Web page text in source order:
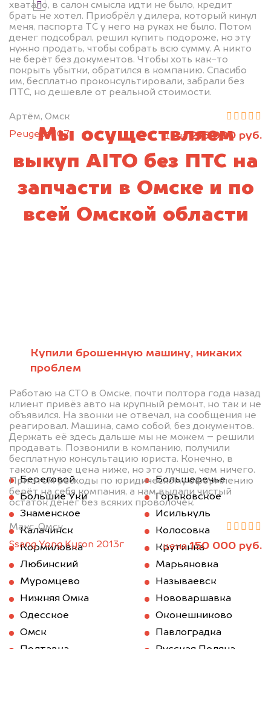
хватало, в салон смысла идти не было, кредит
брать не хотел. Приобрёл у дилера, который кинул
меня, паспорта ТС у него на руках не было. Потом
денег подсобрал, решил купить подороже, но эту
нужно продать, чтобы собрать всю сумму. А никто
не берёт без документов. Чтобы хоть как-то
покрыть убытки, обратился в компанию. Спасибо
им, бесплатно проконсультировали, забрали без
ПТС, но дешевле от реальной стоимости.
Артём, Омск
Peugeot 107
цена 215 000 руб.
Купили брошенную машину, никаких
проблем
Работаю на СТО в Омске, почти полтора года назад
клиент привёз авто на крупный ремонт, но так и не
объявился. На звонки не отвечал, на сообщения не
реагировал. Машина, само собой, без документов.
Держать её здесь дальше мы не можем – решили
продавать. Позвонили в компанию, получили
бесплатную консультацию юриста. Конечно, в
таком случае цена ниже, но это лучше, чем ничего.
При этом расходы по юридическому оформлению
берёт на себя компания, а нам выдали чистый
остаток денег без всяких проволочек.
Макс, Омск
Ssang Yong Kyron 2013г
цена150 000 руб.
Я даю согласие на обработку своих
персональных данных и соглашаюсь с
политикой конфиденциальности
Мы осуществляем
выкуп AITO без ПТС на
запчасти в Омске и по
всей Омской области
Береговой
Большеречье
Большие Уки
Горьковское
Знаменское
Исилькуль
Калачинск
Колосовка
Кормиловка
Крутинка
Любинский
Марьяновка
Муромцево
Называевск
Нижняя Омка
Нововаршавка
Одесское
Оконешниково
Омск
Павлоградка
Полтавка
Русская Поляна